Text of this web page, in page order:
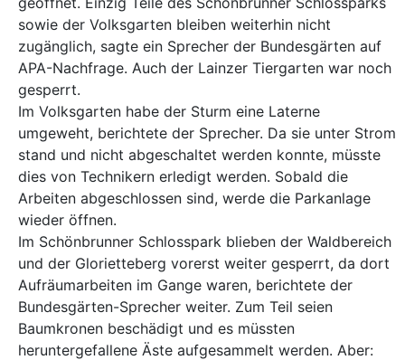
sowie der Volksgarten bleiben weiterhin nicht
zugänglich, sagte ein Sprecher der Bundesgärten auf
APA-Nachfrage. Auch der Lainzer Tiergarten war noch
gesperrt.
Im Volksgarten habe der Sturm eine Laterne
umgeweht, berichtete der Sprecher. Da sie unter Strom
stand und nicht abgeschaltet werden konnte, müsste
dies von Technikern erledigt werden. Sobald die
Arbeiten abgeschlossen sind, werde die Parkanlage
wieder öffnen.
Im Schönbrunner Schlosspark blieben der Waldbereich
und der Glorietteberg vorerst weiter gesperrt, da dort
Aufräumarbeiten im Gange waren, berichtete der
Bundesgärten-Sprecher weiter. Zum Teil seien
Baumkronen beschädigt und es müssten
heruntergefallene Äste aufgesammelt werden. Aber: